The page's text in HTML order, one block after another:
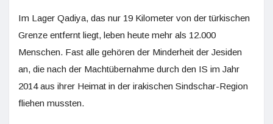
Im Lager Qadiya, das nur 19 Kilometer von der türkischen
Grenze entfernt liegt, leben heute mehr als 12.000
Menschen. Fast alle gehören der Minderheit der Jesiden
an, die nach der Machtübernahme durch den IS im Jahr
2014 aus ihrer Heimat in der irakischen Sindschar-Region
fliehen mussten.